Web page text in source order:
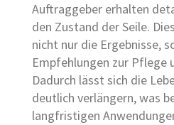
Auftraggeber erhalten
den Zustand der Seile.
nicht nur die Ergebnisse,
Empfehlungen zur Pflege
Dadurch lässt sich die
deutlich verlängern, was
langfristigen